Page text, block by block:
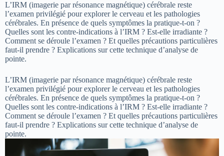
L’IRM (imagerie par résonance magnétique) cérébrale reste
l’examen privilégié pour explorer le cerveau et les pathologies
cérébrales. En présence de quels symptômes la pratique-t-on ?
Quelles sont les contre-indications à l’IRM ? Est-elle irradiante ?
Comment se déroule l’examen ? Et quelles précautions particulières
faut-il prendre ? Explications sur cette technique d’analyse de
pointe.
L’IRM (imagerie par résonance magnétique) cérébrale reste
l’examen privilégié pour explorer le cerveau et les pathologies
cérébrales. En présence de quels symptômes la pratique-t-on ?
Quelles sont les contre-indications à l’IRM ? Est-elle irradiante ?
Comment se déroule l’examen ? Et quelles précautions particulières
faut-il prendre ? Explications sur cette technique d’analyse de
pointe.